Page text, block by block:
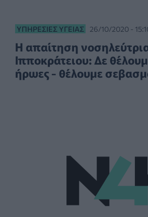
ΥΠΗΡΕΣΊΕΣ ΥΓΕΊΑΣ 26/10/2020 -
Η απαίτηση
Ιπποκράτειου: Δε
ήρωες - θέλουμε